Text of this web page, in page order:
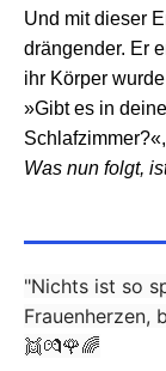
Und mit dieser
drängender. Er
ihr Körper
»Gibt es in
Was nun folgt,
"Nichts ist so
Frauenherzen,
👯💏🌹🌈